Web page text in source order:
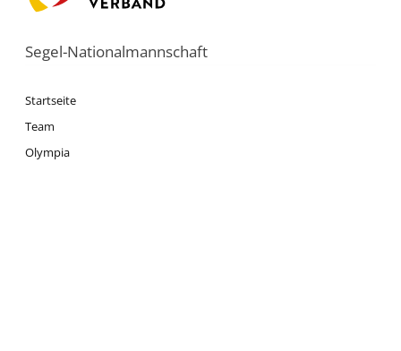
Segel-Nationalmannschaft
Startseite
Team
Olympia